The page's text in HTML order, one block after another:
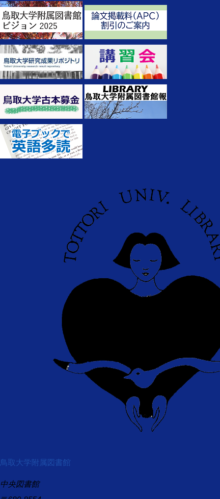
鳥取大学附属図書館
中央図書館